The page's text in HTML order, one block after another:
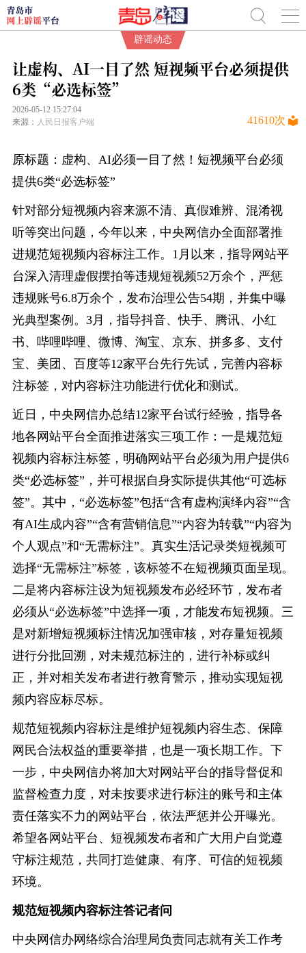
让虚构、AI一目了然 短视频平台必须提供
6类“必选标签”
2026-05-12 15:27:04
来源： 人民日报客户端 41610次
原标题：虚构、AI必须一目了然！短视频平台必须
提供6类“必选标签”
针对部分短视频内容来源不清、真假难辨、混淆视
听等突出问题，今年以来，中央网信办全面部署推
进规范短视频内容标注工作。1月以来，指导网站平
台深入清理虚假摆拍等违规短视频52万余个，严惩
违规账号6.8万余个，发布治理公告54期，并集中曝
光典型案例。3月，指导抖音、快手、腾讯、小红
书、哔哩哔哩、微博、淘宝、京东、拼多多、支付
宝、美团、百度等12家平台先行先试，完善内容标
注标签，对内容标注功能进行优化和测试。
近日，中央网信办总结12家平台试行经验，指导各
地各网站平台全面推进落实三项工作：一是规范短
视频内容标注标签，明确网站平台必须为用户提供6
类“必选标签”，并可根据自身实际提供其他“可选标
签”。其中，“必选标签”包括“含有虚构演绎内容”“含
有AI生成内容”“含有营销信息”“内容为转载”“内容为
个人观点”和“无需标注”。真实生活记录类短视频可
选择“无需标注”标签，该标签不在短视频页面呈现。
二是将内容标注设为短视频发布必经环节，发布者
必须从“必选标签”中选择一项，才能发布短视频。三
是对新增短视频标注情况加强审核，对存量短视频
进行分批回溯，对未规范标注的，进行补标或纠
正，并对相关发布者进行教育警示，推动实现短视
频内容应标尽标。
规范短视频内容标注是维护短视频内容生态、保障
网民合法权益的重要举措，也是一项长期工作。下
一步，中央网信办将加大对网站平台的指导督促和
监督检查力度，对未按要求进行标注的账号和主体
责任落实不力的网站平台，依法严惩并公开曝光。
希望各网站平台、短视频发布者和广大用户自觉遵
守标注规范，共同打造健康、有序、可信的短视频
环境。
规范短视频内容标注答记者问
中央网信办网络综合治理局负责同志就有关工作考
辟谣动态